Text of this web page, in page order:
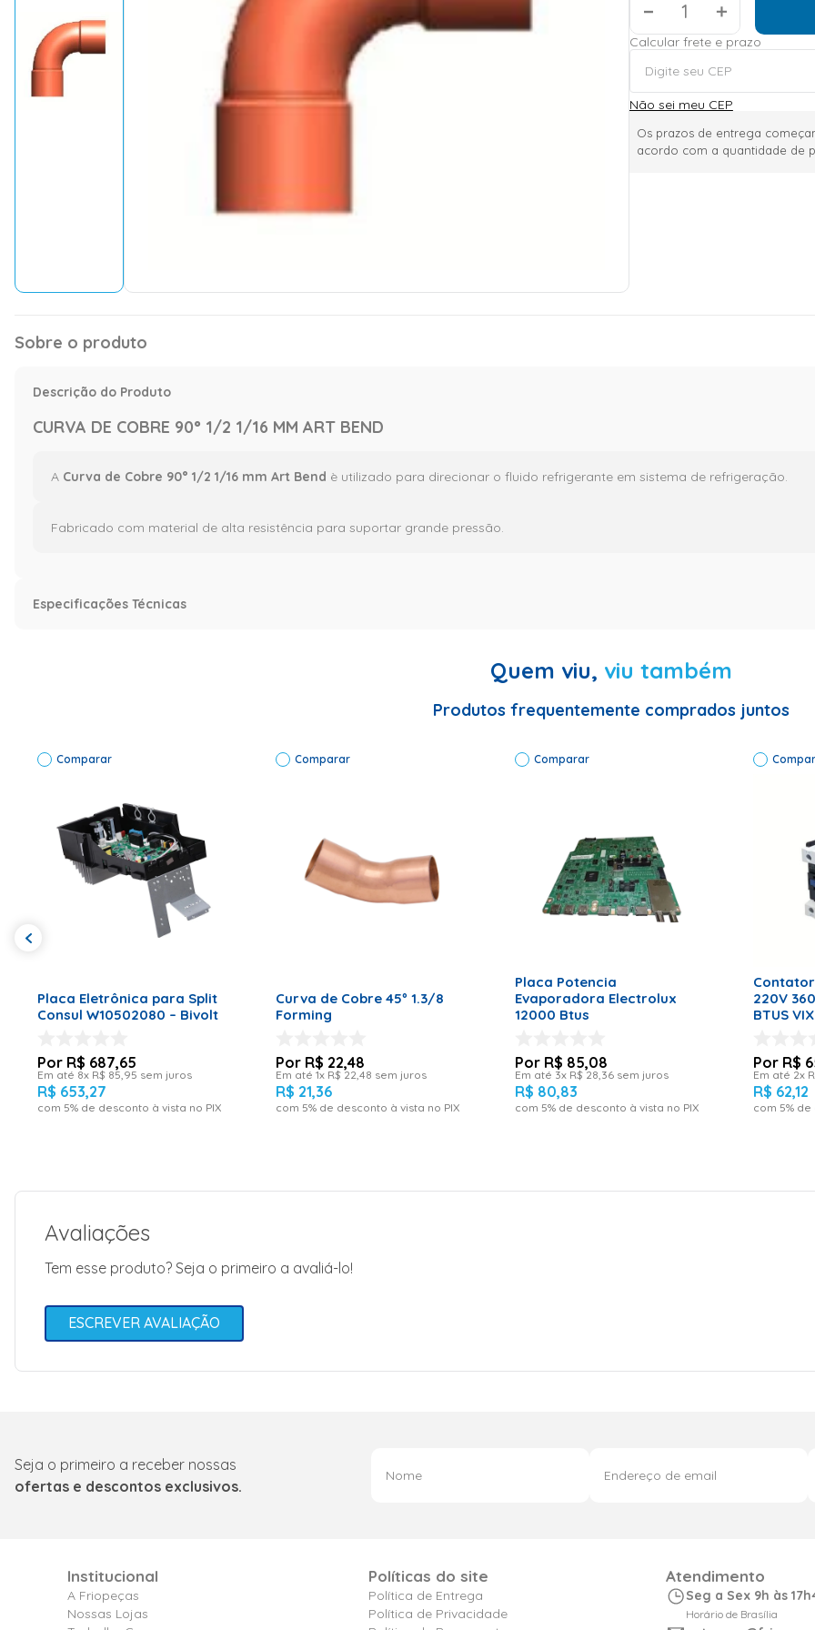
＋
Calcular frete e prazo
Não sei meu CEP
Os prazos de entrega
acordo com a quantidade de
Sobre o produto
Descrição do Produto
CURVA DE COBRE 90° 1/2 1/16 MM ART BEND
A Curva de Cobre 90° 1/2 1/16 mm Art Bend è utilizado para direcionar o fluido refrigerante em sistema de refrigeração.
Fabricado com material de alta resistência para suportar grande pressão.
Especificações Técnicas
Marca: ART BEND DO BRASIL LTDA Tipo de produto: Curva de Cobre Código:7027
Quem viu, viu também
Produtos frequentemente comprados juntos
Comparar
Placa Eletrônica para Split
Consul W10502080 – Bivolt
R$ 687,65
Em até 8x R$ 85 95 sem juros
R$ 653,27
com 5% de desconto à vista no PIX
Comparar
Curva de Cobre 45º 1.3/8
Forming
R$ 22,48
Em até1x R$ 22 ,48 sem juros
R$ 21,36
com 5% de desconto à vista no PIX
Comparar
Placa Potencia
Evaporadora Electrolux
12000 Btus
R$ 85,08
Em até 3x R$ 28 36sem juros
R$ 80,83
com 5% de desconto à vista no PIX
220V
BTUS VIX
R$
Em até 2x
R$ 62,12
com 5% de
Avaliações
Tem esse produto? Seja o primeiro a avaliá-lo!
ESCREVER AVALIAÇÃO
Seja o primeiro a receber nossas
ofertas e descontos exclusivos.
Institucional
A Friopeças
Nossas Lojas
Políticas do site
Política de Entrega
Política de Privacidade
Atendimento
Seg a Sex 9h às
Horário de Brasília